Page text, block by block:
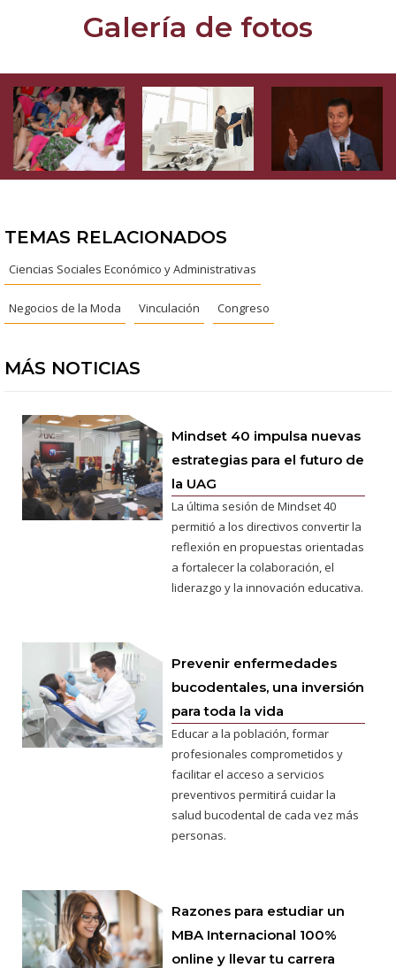
Galería de fotos
TEMAS RELACIONADOS
Ciencias Sociales Económico y Administrativas
Negocios de la Moda Vinculación Congreso
MÁS NOTICIAS
Mindset 40 impulsa nuevas
estrategias para el futuro de
la UAG
La última sesión de Mindset 40
permitió a los directivos convertir la
reflexión en propuestas orientadas
a fortalecer la colaboración, el
liderazgo y la innovación educativa.
Prevenir enfermedades
bucodentales, una inversión
para toda la vida
Educar a la población, formar
profesionales comprometidos y
facilitar el acceso a servicios
preventivos permitirá cuidar la
salud bucodental de cada vez más
personas.
Razones para estudiar un
MBA Internacional 100%
online y llevar tu carrera